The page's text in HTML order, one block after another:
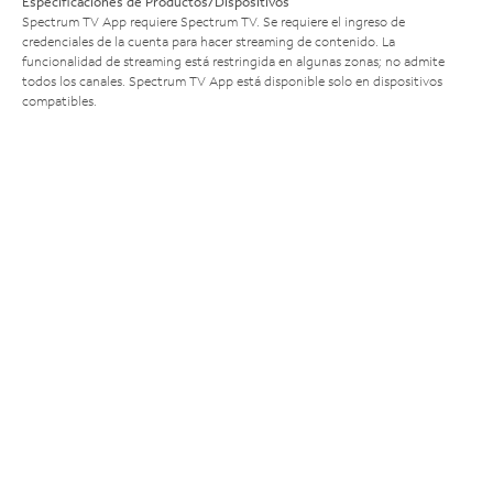
Spectrum TV App requiere Spectrum TV. Se requiere el ingreso de
credenciales de la cuenta para hacer streaming de contenido. La
funcionalidad de streaming está restringida en algunas zonas; no admite
todos los canales. Spectrum TV App está disponible solo en dispositivos
compatibles.